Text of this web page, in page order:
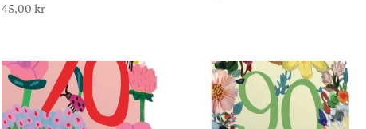
45,00 kr